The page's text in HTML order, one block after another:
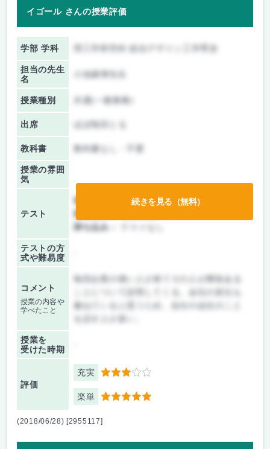
イゴール さんの授業評価
学部 学科
担当の先生
名
小池康博先生
授業種別 共通(一般教養)
出席 ほぼ毎回とる
教科書 教科書なし・不要
授業の雰囲
気
テスト
前期/中間：
授業無し
後期/期末：
持ち込み：
テストの方
式や難易度
コメント
授業の内容や
学べたこと
毎回企業の偉い人が来てその人が興味ある
兼ねていると思うため、自分の会社のこと
授業を
受けた時期
評価
充実 3
楽単 5
続きを見る（無料）
(2018/06/28) [2955117]